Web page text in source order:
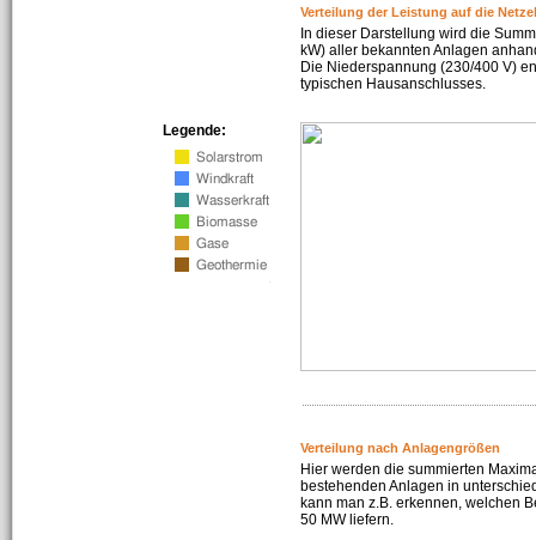
Verteilung der Leistung auf die
In dieser Darstellung wird die
kW) aller bekannten Anlagen
Die Niederspannung (230/400 V)
typischen Hausanschlusses.
Legende:
Verteilung nach Anlagengrößen
Hier werden die summierten
bestehenden Anlagen in
kann man z.B. erkennen, welchen
50 MW liefern.